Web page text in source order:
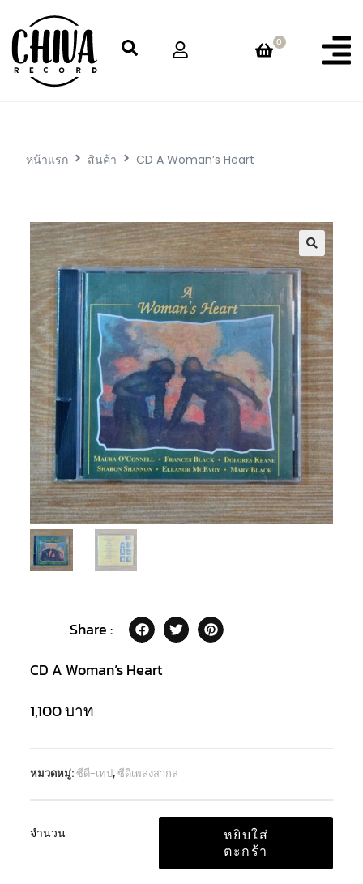
0
หน้าแรก สินค้า CD A Woman’s Heart
Share :
CD A Woman’s Heart
1,100บาท
หมวดหมู่:ซีดี-เทป,ซีดีเพลงสากล
จำนวน
หยิบใส่
ตะกร้า